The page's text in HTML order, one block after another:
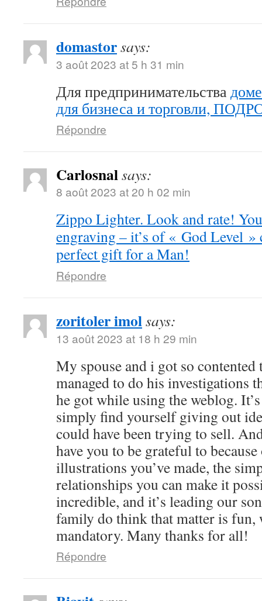
domastorsays:
3 août 2023 at 5 h 31 min
Для предпринимательства
для бизнеса и торговли,
Répondre
Carlosnalsays:
8 août 2023 at 20 h 02 min
Zippo Lighter. Look and rate!
engraving – it’s of « God Level
perfect gift for a Man!
Répondre
zoritoler imolsays:
13 août 2023 at 18 h 29 min
My spouse and i got so contented
managed to do his investigations
he got while using the weblog.
simply find yourself giving out
could have been trying to sell.
have you to be grateful to
illustrations you’ve made, the
relationships you can make it
incredible, and it’s leading our
family do think that matter is
mandatory. Many thanks for all!
Répondre